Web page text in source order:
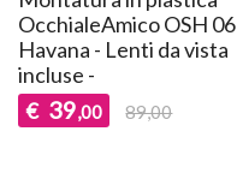
OcchialeAmico OSH 06
Havana - Lenti da vista
incluse -
€ 39,00 89,00